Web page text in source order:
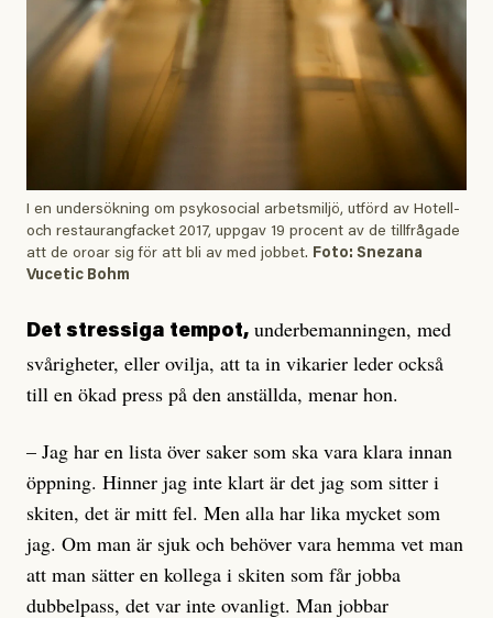
I en undersökning om psykosocial arbetsmiljö, utförd av Hotell-
och restaurangfacket 2017, uppgav 19 procent av de tillfrågade
att de oroar sig för att bli av med jobbet. Foto: Snezana
Vucetic Bohm
Det stressiga tempot, underbemanningen, med
svårigheter, eller ovilja, att ta in vikarier leder också
till en ökad press på den anställda, menar hon.
– Jag har en lista över saker som ska vara klara innan
öppning. Hinner jag inte klart är det jag som sitter i
skiten, det är mitt fel. Men alla har lika mycket som
jag. Om man är sjuk och behöver vara hemma vet man
att man sätter en kollega i skiten som får jobba
dubbelpass, det var inte ovanligt. Man jobbar